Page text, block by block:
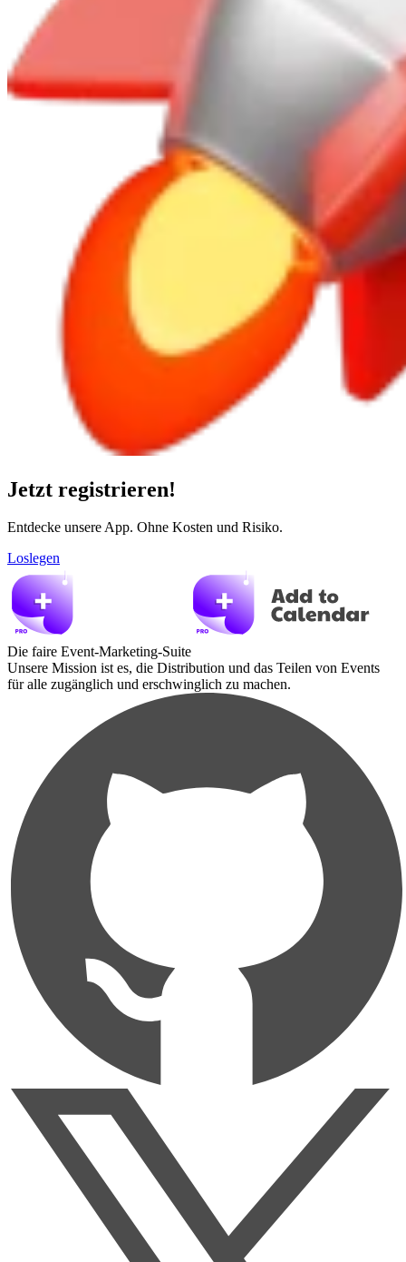
Jetzt registrieren!
Entdecke unsere App. Ohne Kosten und Risiko.
Loslegen
Die faire Event-Marketing-Suite
Unsere Mission ist es, die Distribution und das Teilen von Events
für alle zugänglich und erschwinglich zu machen.